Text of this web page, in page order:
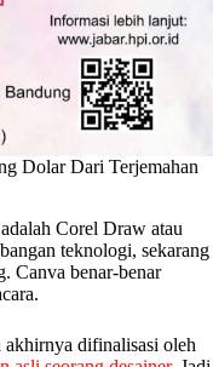
Dolar Dari Terjemahan
Corel Draw atau
teknologi, sekarang
Canva benar-benar
akhirnya difinalisasi oleh